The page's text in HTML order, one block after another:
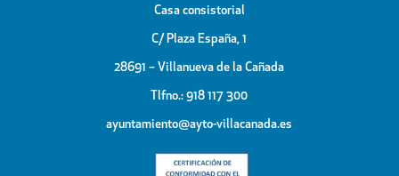
Casa consistorial
C/ Plaza España, 1
28691 – Villanueva de la Cañada
Tlfno.: 918 117 300
ayuntamiento@ayto-villacanada.es